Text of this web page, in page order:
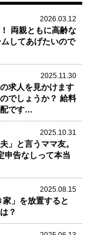
2026.03.12
両親ともに高齢な
してあげたいので
2025.11.30
求人を見かけます
でしょうか？ 給料
です…
2025.10.31
」と言うママ友。
申告なしって本当
2025.08.15
家」を放置すると
？